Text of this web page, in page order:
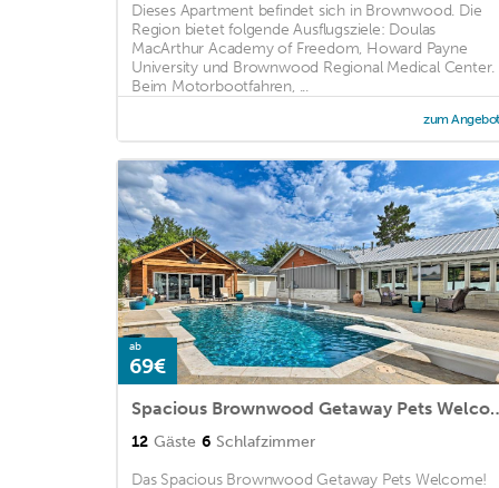
Dieses Apartment befindet sich in Brownwood. Die
Region bietet folgende Ausflugsziele: Doulas
MacArthur Academy of Freedom, Howard Payne
University und Brownwood Regional Medical Center.
Beim Motorbootfahren, ...
zum Angebot
ab
69€
Spacious
12 Gäste 6 Schlafzimmer
Das Spacious Brownwood Getaway Pets Welcome!